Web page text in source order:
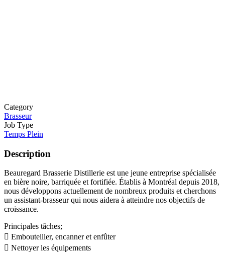
Category
Brasseur
Job Type
Temps Plein
Description
Beauregard Brasserie Distillerie est une jeune entreprise spécialisée
en bière noire, barriquée et fortifiée. Établis à Montréal depuis 2018,
nous développons actuellement de nombreux produits et cherchons
un assistant-brasseur qui nous aidera à atteindre nos objectifs de
croissance.
Principales tâches;
 Embouteiller, encanner et enfûter
 Nettoyer les équipements